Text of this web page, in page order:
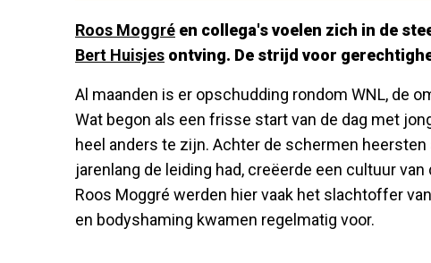
Roos Moggré en collega's voelen zich in de
Bert Huisjes ontving. De strijd voor
Al maanden is er opschudding rondom WNL, de
Wat begon als een frisse start van de dag met
heel anders te zijn. Achter de schermen
jarenlang de leiding had, creëerde een cultuur
Roos Moggré werden hier vaak het slachtoffer
en bodyshaming kwamen regelmatig voor.